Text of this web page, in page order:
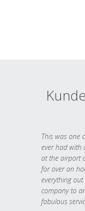
This was one
ever had with
at the airport
for over an
everything
company to
fabulous